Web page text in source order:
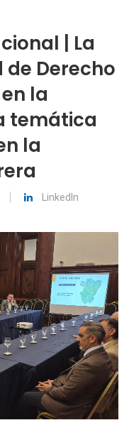
| La
Derecho
la
temática
la
LinkedIn